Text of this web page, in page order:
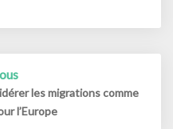
les migrations comme
l’Europe